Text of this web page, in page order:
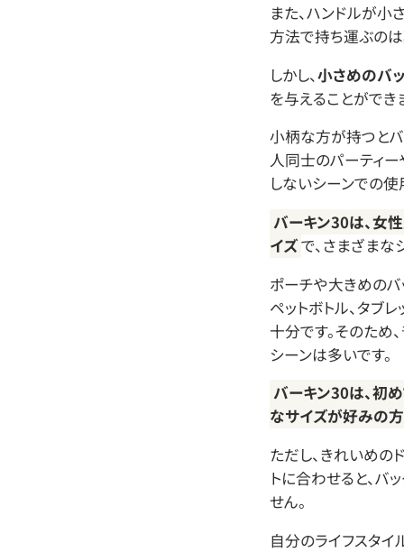
また、ハンドルが小
方法で持ち運ぶのは
しかし、小さめのバ
を与えることができ
小柄な方が持つとバ
人同士のパーティ
しないシーンでの使
バーキン30は、女
イズで、さまざまな
ポーチや大きめの
ペットボトル、タブ
十分です。そのため
シーンは多いです。
バーキン30は、初
なサイズが好みの方
ただし、きれいめの
トに合わせると、バ
せん。
自分のライフスタイ